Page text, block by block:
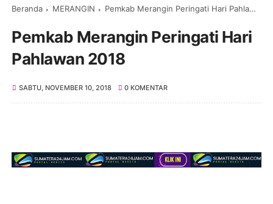
Beranda MERANGIN Pemkab Merangin Peringati Hari Pahlawan 2018
Pemkab Merangin Peringati Hari
Pahlawan 2018
SABTU, NOVEMBER 10, 2018 0 KOMENTAR